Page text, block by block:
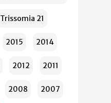
Trissomia 21
2015 2014
2012 2011
2008 2007